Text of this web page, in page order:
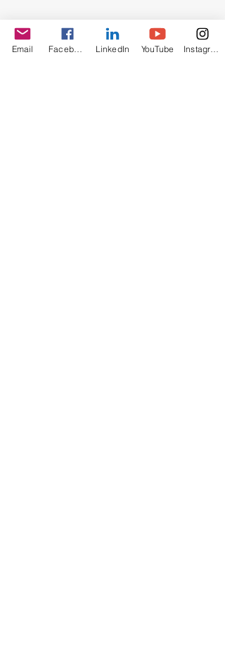
Email LinkedIn YouTube